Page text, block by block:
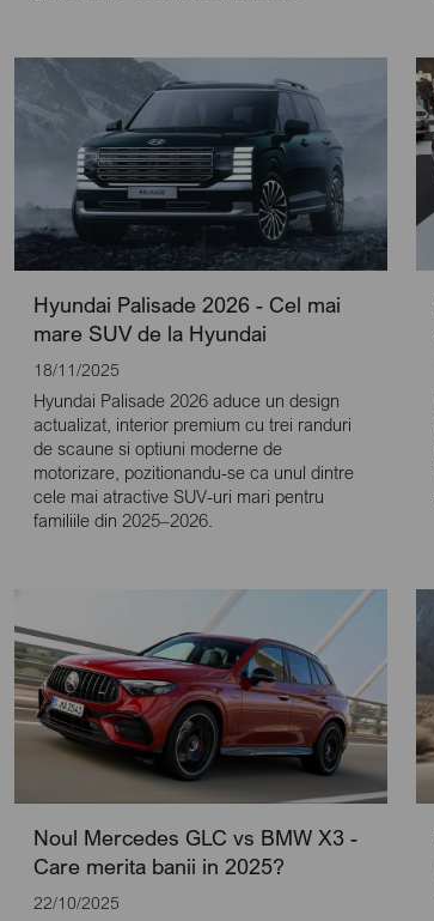
Hyundai Palisade 2026 - Cel mai
mare SUV de la Hyundai
18/11/2025
Hyundai Palisade 2026 aduce un design
actualizat, interior premium cu trei randuri
de scaune si optiuni moderne de
motorizare, pozitionandu-se ca unul dintre
cele mai atractive SUV-uri mari pentru
familiile din 2025–2026.
Noul Mercedes GLC vs BMW X3 -
Care merita banii in 2025?
22/10/2025